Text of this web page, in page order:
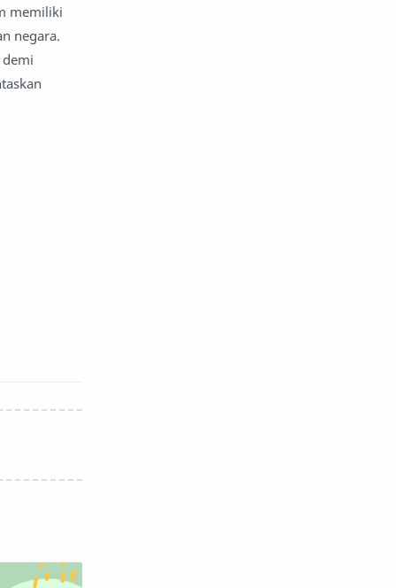
memiliki
negara.